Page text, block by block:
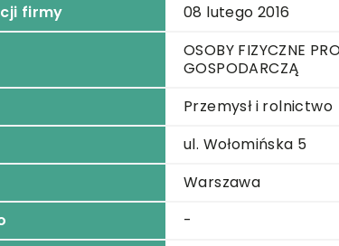
firmy
08 lutego 2016
OSOBY FIZYCZNE
GOSPODARCZĄ
Przemysł i rolnictwo
ul. Wołomińska 5
Warszawa
-